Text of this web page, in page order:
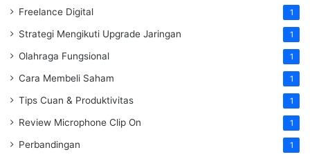
Freelance Digital 1
Strategi Mengikuti Upgrade Jaringan 1
Olahraga Fungsional 1
Cara Membeli Saham 1
Tips Cuan & Produktivitas 1
Review Microphone Clip On 1
Perbandingan 1